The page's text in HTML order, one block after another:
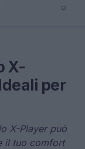
⌕
X-
per
X-Player può
il tuo comfort